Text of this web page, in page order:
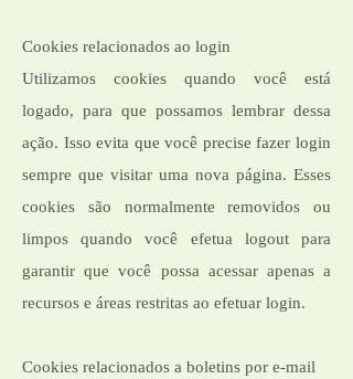
Cookies relacionados ao login
Utilizamos cookies quando você está
logado, para que possamos lembrar dessa
ação. Isso evita que você precise fazer login
sempre que visitar uma nova página. Esses
cookies são normalmente removidos ou
limpos quando você efetua logout para
garantir que você possa acessar apenas a
recursos e áreas restritas ao efetuar login.
Cookies relacionados a boletins por e-mail